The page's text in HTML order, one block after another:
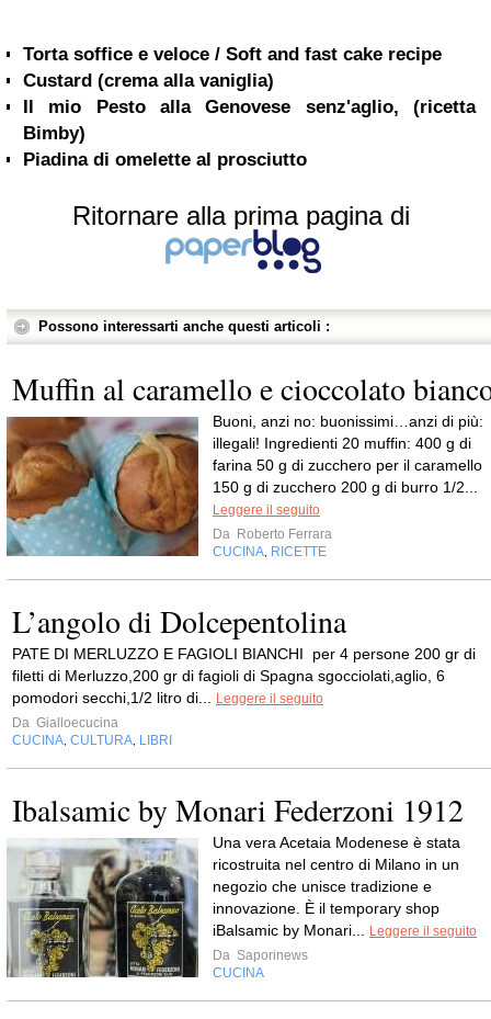
Torta soffice e veloce / Soft and fast cake recipe
Custard (crema alla vaniglia)
Il mio Pesto alla Genovese senz'aglio, (ricetta
Bimby)
Piadina di omelette al prosciutto
Ritornare alla prima pagina di
Possono interessarti anche questi articoli :
Muffin al caramello e cioccolato
Buoni, anzi no: buonissimi…anzi di più:
illegali! Ingredienti 20 muffin: 400 g di
farina 50 g di zucchero per il caramello
150 g di zucchero 200 g di burro 1/2...
Leggere il seguito
Da Roberto Ferrara
CUCINA RICETTE
L’angolo di Dolcepentolina
PATE DI MERLUZZO E FAGIOLI BIANCHI per 4 persone 200 gr di
filetti di Merluzzo,200 gr di fagioli di Spagna sgocciolati,aglio, 6
pomodori secchi,1/2 litro di...
Leggere il seguito
Da Gialloecucina
CUCINA CULTURA LIBRI
Ibalsamic by Monari Federzoni 1912
Una vera Acetaia Modenese è stata
ricostruita nel centro di Milano in un
negozio che unisce tradizione e
innovazione. È il temporary shop
iBalsamic by Monari...
Leggere il seguito
Da Saporinews
CUCINA